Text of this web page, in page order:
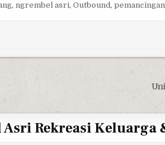
, ngrembel asri, Outbound, pemancingan
Asri Rekreasi Keluarga